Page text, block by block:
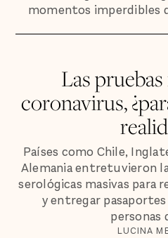
momentos imperdibles
Las
coronavirus,
Países como Chile,
Alemania entretuvieron
serológicas masivas para
y entregar
personas
LUCINA